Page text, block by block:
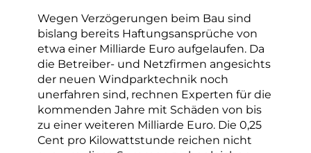
Wegen Verzögerungen beim Bau sind
bislang bereits Haftungsansprüche von
etwa einer Milliarde Euro aufgelaufen. Da
die Betreiber- und Netzfirmen angesichts
der neuen Windparktechnik noch
unerfahren sind, rechnen Experten für die
kommenden Jahre mit Schäden von bis
zu einer weiteren Milliarde Euro. Die 0,25
Cent pro Kilowattstunde reichen nicht